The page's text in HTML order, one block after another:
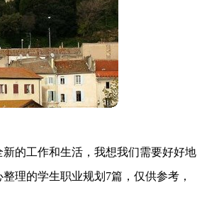
的工作和生活，我想我们需要好好地
理的学生职业规划7篇，仅供参考，